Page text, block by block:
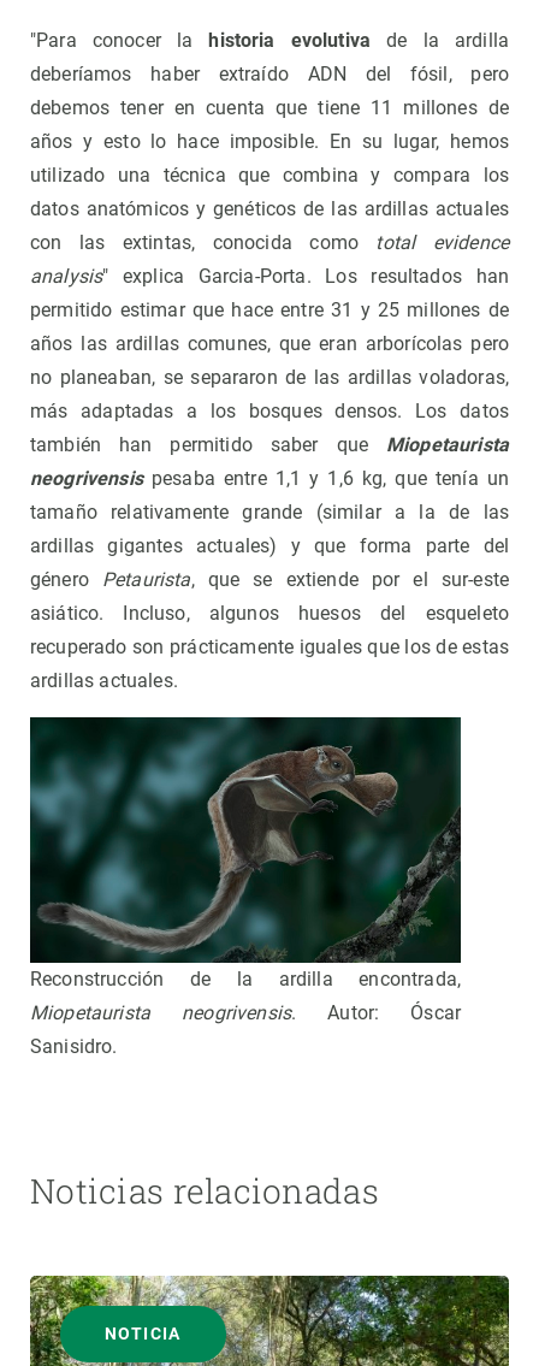
"Para conocer lahistoria evolutiva de la ardilla
deberíamos haber extraído ADN del fósil, pero
debemos tener en cuenta que tiene 11 millones de
años y esto lo hace imposible. En su lugar, hemos
utilizado una técnica que combina y compara los
datos anatómicos y genéticos de las ardillas actuales
con las extintas, conocida como total evidence
analysis" explica Garcia-Porta. Los resultados han
permitido estimar que hace entre 31 y 25 millones de
años las ardillas comunes, que eran arborícolas pero
no planeaban, se separaron de las ardillas voladoras,
más adaptadas a los bosques densos. Los datos
también han permitido saber que Miopetaurista
neogrivensispesaba entre 1,1 y 1,6 kg, que tenía un
tamaño relativamente grande (similar a la de las
ardillas gigantes actuales) y que forma parte del
género Petaurista, que se extiende por el sur-este
asiático. Incluso, algunos huesos del esqueleto
recuperado son prácticamente iguales que los de estas
ardillas actuales.
Reconstrucción de la ardilla encontrada,
Miopetaurista neogrivensis. Autor: Óscar
Sanisidro.
Noticias relacionadas
NOTICIA